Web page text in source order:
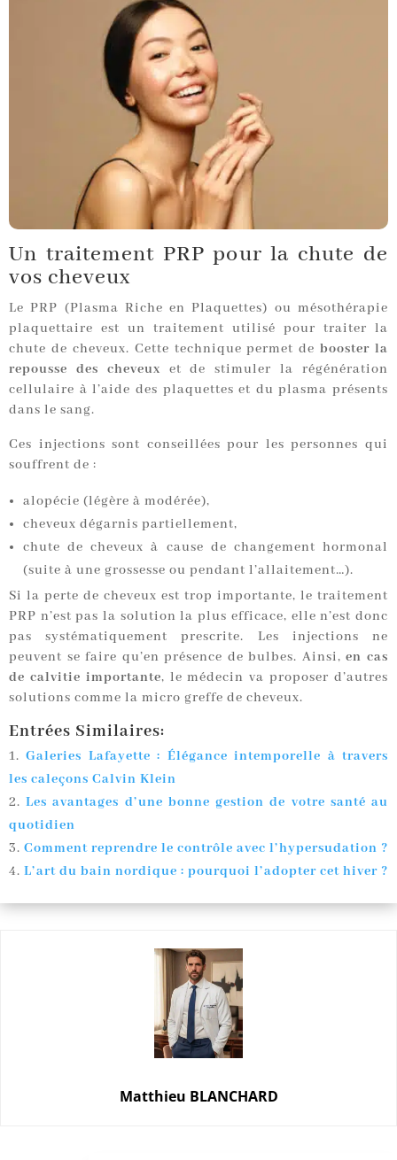
Un traitement PRP pour la chute de
vos cheveux
Le PRP (Plasma Riche en Plaquettes) ou mésothérapie
plaquettaire est un traitement utilisé pour traiter la
chute de cheveux. Cette technique permet debooster la
repousse des cheveux et de stimuler la régénération
cellulaire à l’aide des plaquettes et du plasma présents
dans le sang.
Ces injections sont conseillées pour les personnes qui
souffrent de :
alopécie (légère à modérée),
cheveux dégarnis partiellement,
chute de cheveux à cause de changement hormonal
(suite à une grossesse ou pendant l’allaitement…).
Si la perte de cheveux est trop importante, le traitement
PRP n’est pas la solution la plus efficace, elle n’est donc
pas systématiquement prescrite. Les injections ne
peuvent se faire qu’en présence de bulbes. Ainsi,en cas
de calvitie importante, le médecin va proposer d’autres
solutions comme la micro greffe de cheveux.
Entrées Similaires:
Galeries Lafayette : Élégance intemporelle à travers
les caleçons Calvin Klein
Les avantages d’une bonne gestion de votre santé au
quotidien
Comment reprendre le contrôle avec l’hypersudation ?
L’art du bain nordique : pourquoi l’adopter cet hiver ?
Matthieu BLANCHARD